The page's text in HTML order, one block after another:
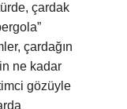
çardak
çardağın
ne kadar
gözüyle